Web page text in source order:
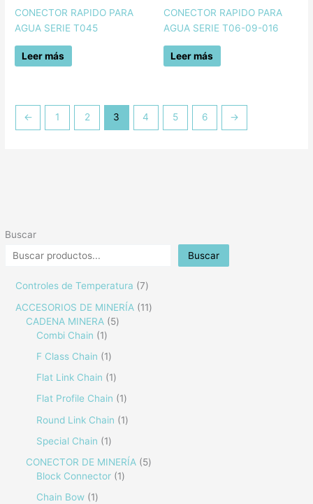
Buscar
Buscar
Controles de Temperatura
7
ACCESORIOS DE MINERÍA
11
CADENA MINERA
5
Combi Chain
1
F Class Chain
1
Flat Link Chain
1
Flat Profile Chain
1
Round Link Chain
1
Special Chain
1
CONECTOR DE MINERÍA
5
Block Connector
1
Chain Bow
1
CONECTOR RAPIDO PARA
AGUA SERIE T045
Leer más
CONECTOR RAPIDO PARA
AGUA SERIE T06-09-016
Leer más
← 1 2 3 4 5 6 →